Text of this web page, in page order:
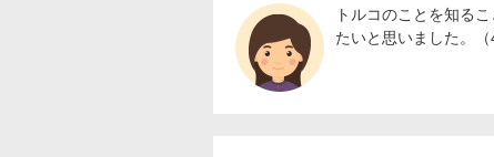
トルコのことを知る
たいと思いました。（